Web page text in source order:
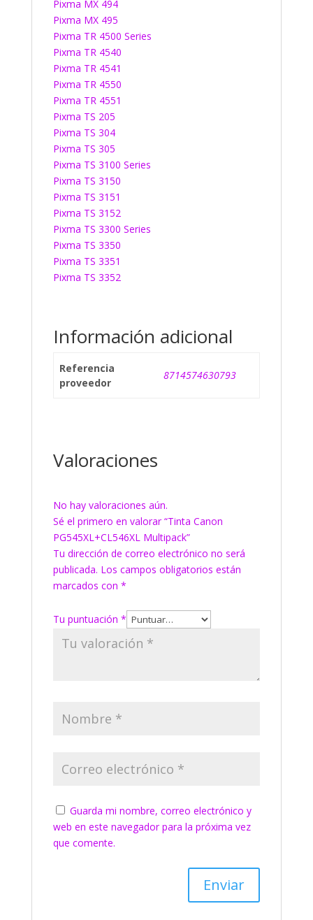
Pixma MX 494
Pixma MX 495
Pixma TR 4500 Series
Pixma TR 4540
Pixma TR 4541
Pixma TR 4550
Pixma TR 4551
Pixma TS 205
Pixma TS 304
Pixma TS 305
Pixma TS 3100 Series
Pixma TS 3150
Pixma TS 3151
Pixma TS 3152
Pixma TS 3300 Series
Pixma TS 3350
Pixma TS 3351
Pixma TS 3352
Información adicional
Referencia
proveedor
8714574630793
Valoraciones
No hay valoraciones aún.
Sé el primero en valorar “Tinta Canon
PG545XL+CL546XL Multipack”
Tu dirección de correo electrónico no será
publicada. Los campos obligatorios están
marcados con *
Tu puntuación *
Guarda mi nombre, correo electrónico y
web en este navegador para la próxima vez
que comente.